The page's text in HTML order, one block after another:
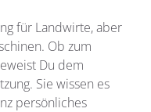
für Landwirte, aber
Ob zum
Du dem
Sie wissen es
persönliches